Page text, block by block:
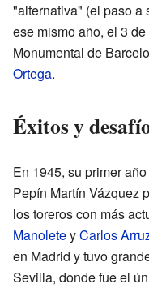
"alternativa" (el paso a
ese mismo año, el 3
Monumental de
Ortega.
Éxitos y
En 1945, su primer
Pepín Martín Vázquez
los toreros con más
ManoleteyCarlos
en Madrid y tuvo
Sevilla, donde fue el